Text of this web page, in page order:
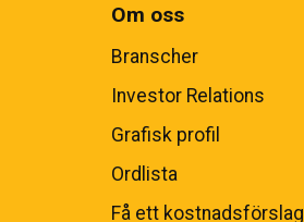
Om oss
Branscher
Investor Relations
Grafisk profil
Ordlista
Få ett kostnadsförslag